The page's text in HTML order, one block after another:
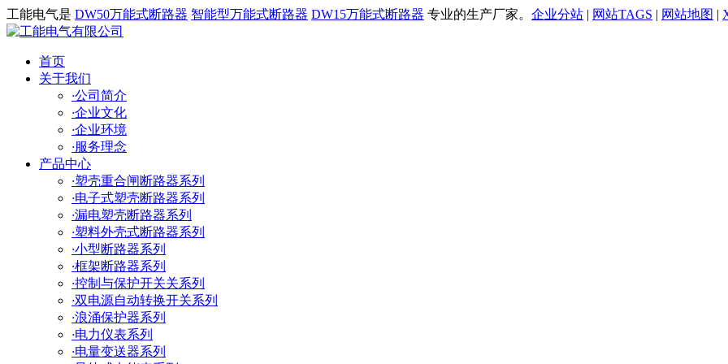
工能电气是 DW50万能式断路器 智能型万能式断路器 DW15万能式断路器 专业的生产厂家。 企业分站 | 网站TAGS | 网站地图 |
首页
关于我们
·公司简介
·企业文化
·企业环境
·服务理念
产品中心
·塑壳重合闸断路器系列
·电子式塑壳断路器系列
·漏电塑壳断路器系列
·塑料外壳式断路器系列
·小型断路器系列
·框架断路器系列
·控制与保护开关关系列
·双电源自动转换开关系列
·浪涌保护器系列
·电力仪表系列
·电量变送器系列